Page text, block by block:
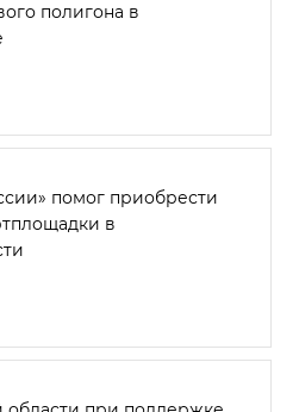
полигона в
помог приобрести
в